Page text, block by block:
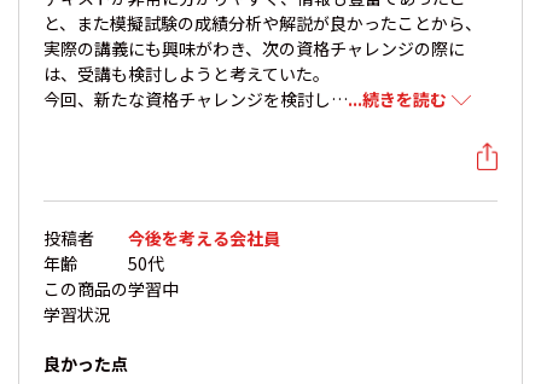
と、また模擬試験の成績分析や解説が良かったことから、
実際の講義にも興味がわき、次の資格チャレンジの際に
は、受講も検討しようと考えていた。
今回、新たな資格チャレンジを検討し…...続きを読む
投稿者
今後を考える会社員
年齢
50代
この商品の
学習状況
学習中
良かった点